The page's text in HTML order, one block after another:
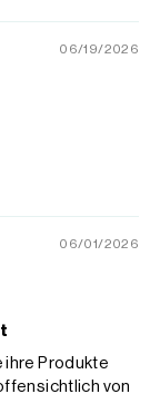
06/19/2026
06/01/2026
ihre Produkte
von